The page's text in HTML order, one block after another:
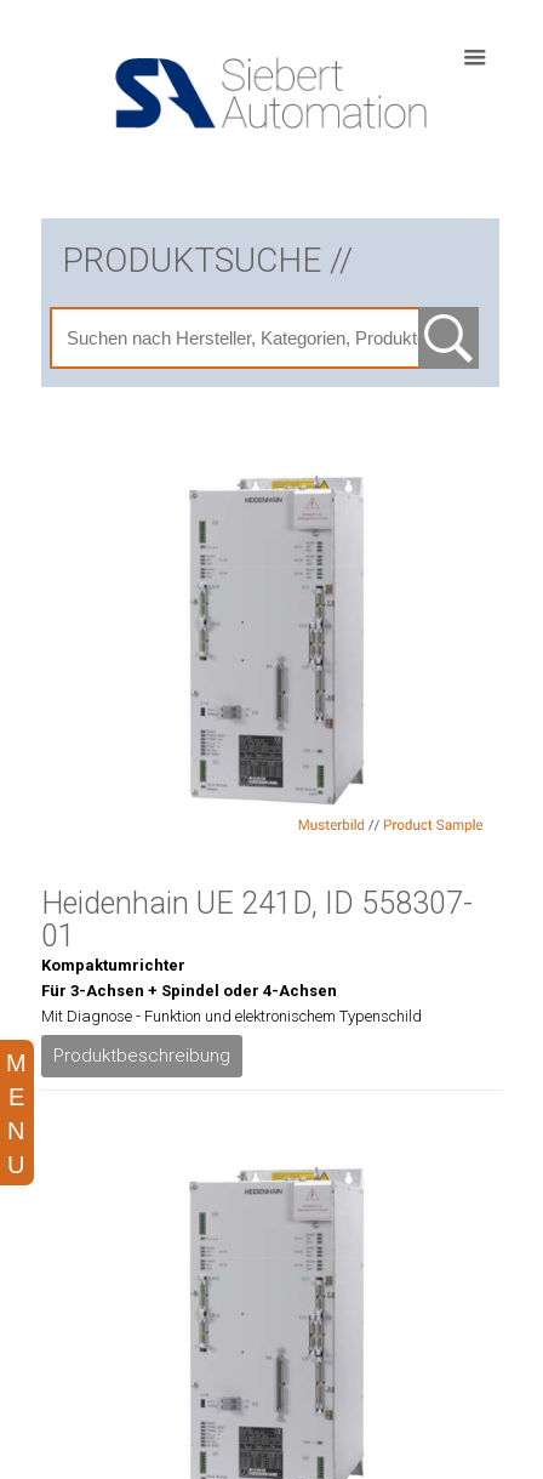
PRODUKTSUCHE //
Heidenhain UE 241D, ID 558307-
01
Kompaktumrichter
Für 3-Achsen + Spindel oder 4-Achsen
Mit Diagnose - Funktion und elektronischem Typenschild
Produktbeschreibung